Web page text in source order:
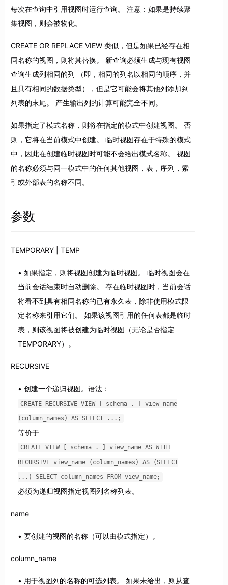
每次在查询中引用视图时运行查询。 注意：如果是持续聚
集视图，则会被物化。
CREATE OR REPLACE VIEW 类似，但是如果已经存在相
同名称的视图，则将其替换。 新查询必须生成与现有视图
查询生成列相同的列 （即，相同的列名以相同的顺序，并
且具有相同的数据类型），但是它可能会将其他列添加到
列表的末尾。 产生输出列的计算可能完全不同。
如果指定了模式名称，则将在指定的模式中创建视图。 否
则，它将在当前模式中创建。 临时视图存在于特殊的模式
中，因此在创建临时视图时可能不会给出模式名称。 视图
的名称必须与同一模式中的任何其他视图，表，序列，索
引或外部表的名称不同。
参数
TEMPORARY | TEMP
如果指定，则将视图创建为临时视图。 临时视图会在
当前会话结束时自动删除。 存在临时视图时，当前会话
将看不到具有相同名称的已有永久表，除非使用模式限
定名称来引用它们。 如果该视图引用的任何表都是临时
表，则该视图将被创建为临时视图（无论是否指定
TEMPORARY）。
RECURSIVE
创建一个递归视图。语法：
CREATE RECURSIVE VIEW [ schema . ] view_name
(column_names) AS SELECT ...;
等价于
CREATE VIEW [ schema . ] view_name AS WITH
RECURSIVE view_name (column_names) AS (SELECT
...) SELECT column_names FROM view_name;
必须为递归视图指定视图列名称列表。
name
要创建的视图的名称（可以由模式指定）。
column_name
用于视图列的名称的可选列表。 如果未给出，则从查